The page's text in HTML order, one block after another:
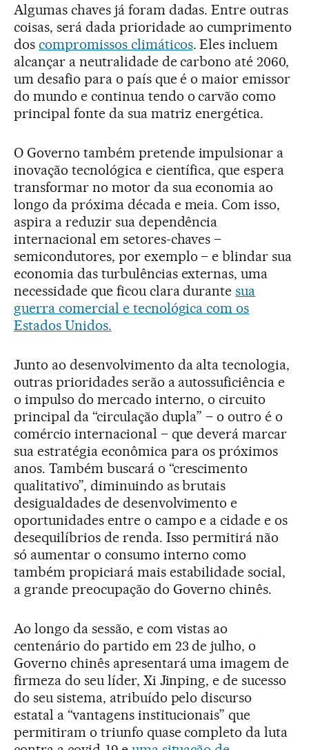
Algumas chaves já foram dadas. Entre outras
coisas, será dada prioridade ao cumprimento
dos compromissos climáticos. Eles incluem
alcançar a neutralidade de carbono até 2060,
um desafio para o país que é o maior emissor
do mundo e continua tendo o carvão como
principal fonte da sua matriz energética.
O Governo também pretende impulsionar a
inovação tecnológica e científica, que espera
transformar no motor da sua economia ao
longo da próxima década e meia. Com isso,
aspira a reduzir sua dependência
internacional em setores-chaves –
semicondutores, por exemplo – e blindar sua
economia das turbulências externas, uma
necessidade que ficou clara durantesua
guerra comercial e tecnológica com os
Estados Unidos.
Junto ao desenvolvimento da alta tecnologia,
outras prioridades serão a autossuficiência e
o impulso do mercado interno, o circuito
principal da “circulação dupla” – o outro é o
comércio internacional – que deverá marcar
sua estratégia econômica para os próximos
anos. Também buscará o “crescimento
qualitativo”, diminuindo as brutais
desigualdades de desenvolvimento e
oportunidades entre o campo e a cidade e os
desequilíbrios de renda. Isso permitirá não
só aumentar o consumo interno como
também propiciará mais estabilidade social,
a grande preocupação do Governo chinês.
Ao longo da sessão, e com vistas ao
centenário do partido em 23 de julho, o
Governo chinês apresentará uma imagem de
firmeza do seu líder, Xi Jinping, e de sucesso
do seu sistema, atribuído pelo discurso
estatal a “vantagens institucionais” que
permitiram o triunfo quase completo da luta